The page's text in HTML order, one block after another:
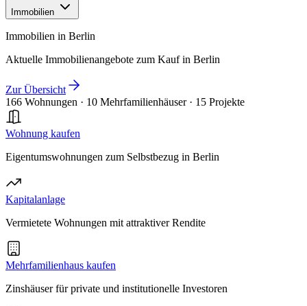
Immobilien
Immobilien in Berlin
Aktuelle Immobilienangebote zum Kauf in Berlin
Zur Übersicht
166 Wohnungen · 10 Mehrfamilienhäuser · 15 Projekte
Wohnung kaufen
Eigentumswohnungen zum Selbstbezug in Berlin
Kapitalanlage
Vermietete Wohnungen mit attraktiver Rendite
Mehrfamilienhaus kaufen
Zinshäuser für private und institutionelle Investoren